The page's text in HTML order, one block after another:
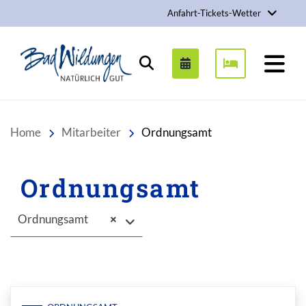
Anfahrt-Tickets-Wetter
Stadt Bad Wildungen
Suchen
Home Mitarbeiter Ordnungsamt
Ordnungsamt
×
Ordnungsamt